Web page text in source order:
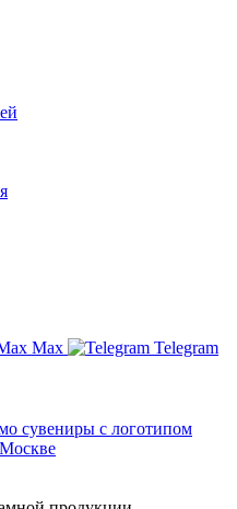
Max
Telegram